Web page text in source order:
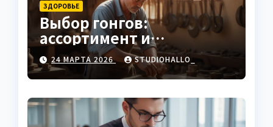
ЗДОРОВЬЕ
Выбор гонгов:
ассортимент и
характеристики
24 МАРТА 2026 STUDIOHALLO_